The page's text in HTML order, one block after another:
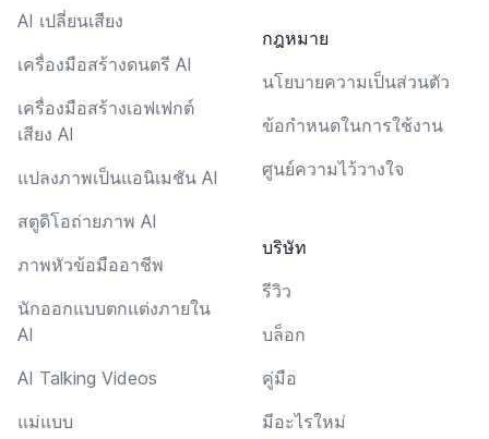
AI เปลี่ยนเสียง
เครื่องมือสร้างดนตรี AI
เครื่องมือสร้างเอฟเฟกต์
เสียง AI
แปลงภาพเป็นแอนิเมชัน AI
สตูดิโอถ่ายภาพ AI
ภาพหัวข้อมืออาชีพ
นักออกแบบตกแต่งภายใน
AI
AI Talking Videos
แม่แบบ
กฎหมาย
นโยบายความเป็นส่วนตัว
ข้อกำหนดในการใช้งาน
ศูนย์ความไว้วางใจ
บริษัท
รีวิว
บล็อก
คู่มือ
มีอะไรใหม่